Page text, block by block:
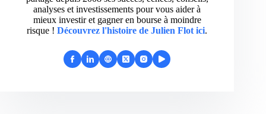
analyses et investissements pour vous aider à
mieux investir et gagner en bourse à moindre
risque ! Découvrez l'histoire de Julien Flot ici.